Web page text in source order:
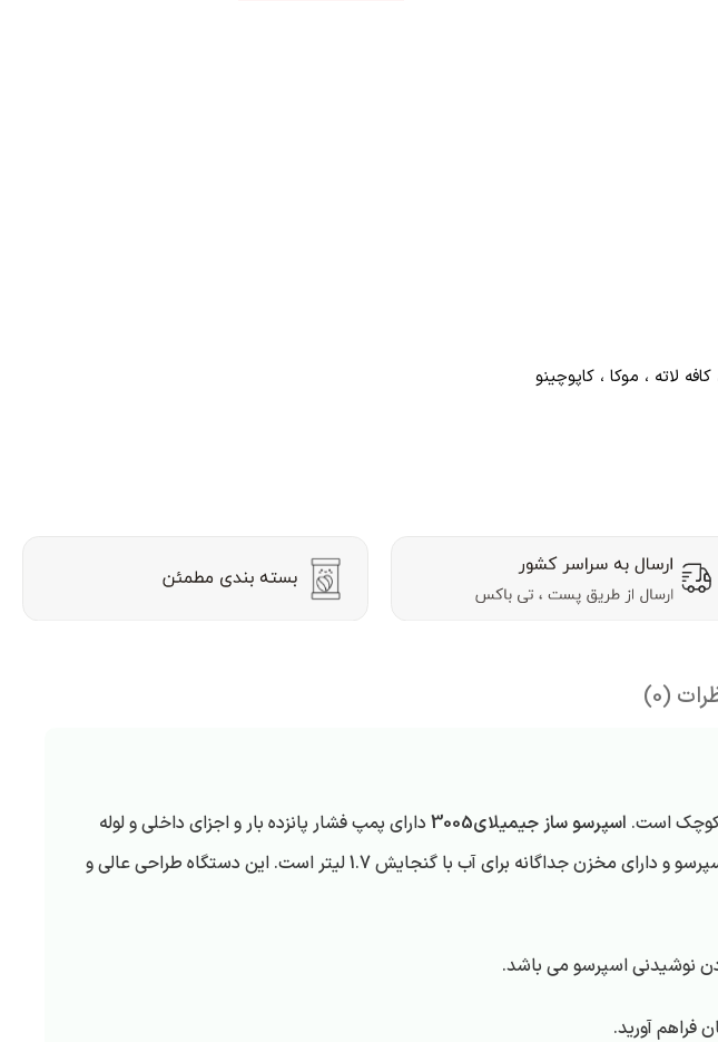
لاته ، موکا ، کاپوچینو
(0)
اسپرسو ساز جیمیلای3005
دارای پمپ فشار پانزده بار و اجزای داخلی و لوله
های بخار از فولاد زنگ نزن و قدرت هزار و چهارصد و پنجاه وات است. قدرت دم آوری این دستگاه 16 کاپ اسپرسو و دارای مخزن جداگانه برای آب با گنجایش 1.7 لیتر است. این دستگاه طراحی عالی و